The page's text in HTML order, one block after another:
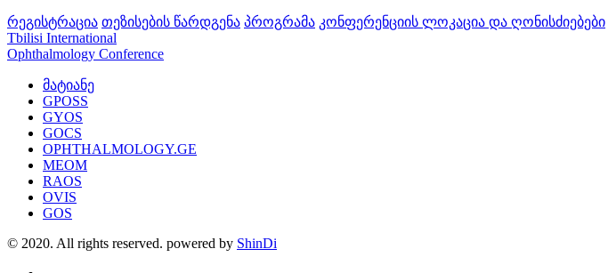
რეგისტრაცია თეზისების წარდგენა პროგრამა კონფერენციის ლოკაცია და ღონისძიებები
Tbilisi International
Ophthalmology Conference
მატიანე
GPOSS
GYOS
GOCS
OPHTHALMOLOGY.GE
MEOM
RAOS
OVIS
GOS
© 2020. All rights reserved. powered by ShinDi